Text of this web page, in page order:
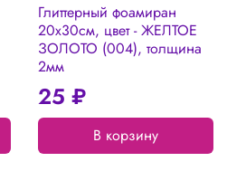
Глиттерный фоамиран
20х30см, цвет - ЖЕЛТОЕ
ЗОЛОТО (004), толщина
2мм
25 ₽
В корзину